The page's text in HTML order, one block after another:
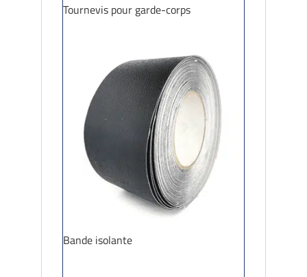
Tournevis pour garde-corps
Bande isolante